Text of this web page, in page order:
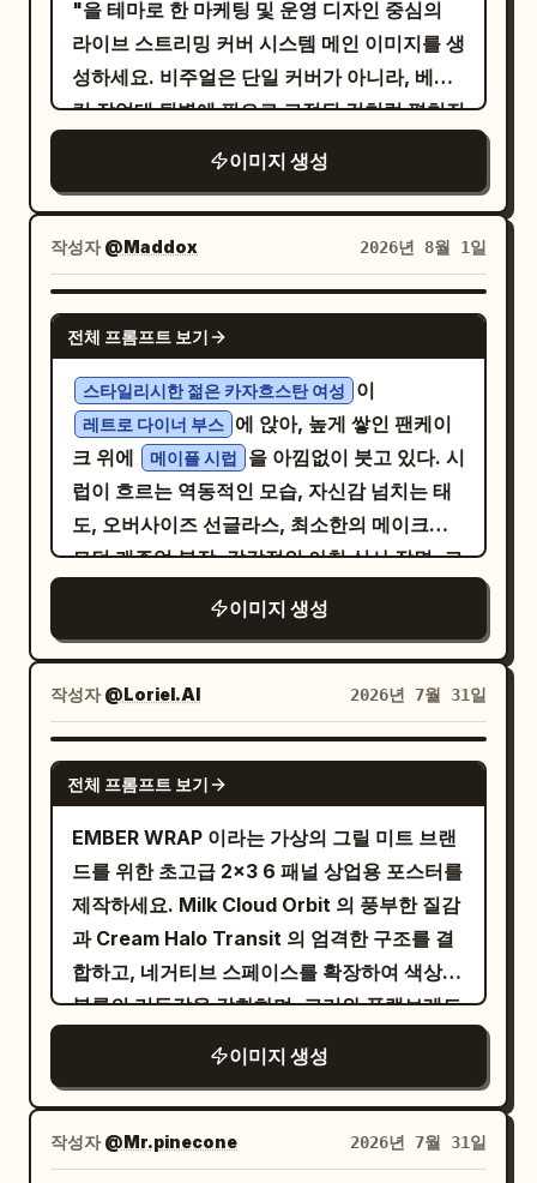
랜드명: Guoyu Dessert 제품명:
망고 포멜로 사고 영문 부제: MANGO
POMELO SAGO 슬로건:
열대의 빛을 한 그릇에 담다 짧은 라벨: 진한 망
고 / 달콤하고 시원한 맛 타이포그래피 요구 사
더 작게, 브랜드명은 상단에, 슬로건은 하단 중
앙의 여백에 배치하세요. 레이아웃은 깔끔하고
정교하며 실제 디저트 브랜드 광고와 같은 느낌
이어야 합니다.
"을 테마로 한 마케팅 및 운영 디자인 중심의
라이브 스트리밍 커버 시스템 메인 이미지를 생
성하세요. 비주얼은 단일 커버가 아니라, 베이
킹 작업대 뒷벽에 핀으로 고정된 것처럼 펼쳐진
커버는 실패한 상황(예: 무너진 크림, 갈라진 시
폰, 탄 캐러멜, 실패한 쿠키)에서 변화하는 순간
을 보여주며, 편안하고 전문적이며 진정성 있
는 분위기를 유지합니다. 구성은 중앙에 크게
배치된 메인 커버 하나와 그 주변에 배치된 다
른 커버들로 이루어지며, 가장자리에는 작은
에피소드 번호, 재생 시간, 칼럼 배지가 포함됩
니다. 조명은 각 커버 내에서 약간씩 다르지만,
주방의 따뜻한 백색광과 스테인리스 스틸 표면
의 반사로 통일감을 줍니다. 색상 시스템은 다
음 헥스 값을 포함해야 합니다: 크림 화이트
#F3E9DA, 버터 골드 #D9B46B, 캐러멜 브라
운 #9A6644, 스테인리스 스틸 그레이
#B8BABC, 베리 다크 레드 #8F4B4E, 민트 애
쉬 그린 #9AA99B. 소재는
자, 채널 카드 라미네이팅
에 중점을 둡니다. 소셜 플랫폼 배포에 적합한
통일된 레이아웃으로, 시리즈 이름, 에피소드,
시간을 나타내는 짧은 중국어 텍스트와 짧은 영
어 자막이 필요합니다.
이미지 생성
작성자@Maddox 2026년 8월 1일
NANO BANANA PRO
전체 프롬프트 보기
스타일리시한 젊은 카자흐스탄 여성 이
레트로 다이너 부스 에 앉아, 높게 쌓인 팬케이
크 위에
메이플 시럽
을 아낌없이 붓고 있다. 시
럽이 흐르는 역동적인 모습, 자신감 넘치는 태
도, 오버사이즈 선글라스, 최소한의 메이크업,
모던 캐주얼 복장, 감각적인 아침 식사 장면, 크
촬영한 따뜻한 아침 햇살, 자연스러운 다이내
믹 레인지, 약간의 센서 노이즈, 사실적인 피부
질감, 불완전한 조명, 일상적인 스냅 사진, 소셜
미디어 라이프스타일 사진, 얕은 피사계 심도,
자연스러운 색감, 높은 사실감, 디테일한 음식
질감, 윤기 나는 시럽 반사, 약간의 모션 블러,
약간 고르지 않은 노출, 자동 화이트 밸런스, 핸
드헬드 촬영, 연출되지 않은 순간, 다큐멘터리
패션 사진, 차분하고 거리감 있는 분위기,
2000년대 초반 스트릿웨어 에디토리얼의 절
제미, 35mm 필름 촬영, 50mm 렌즈, f/2.8,
ISO 800, 얕은 피사계 심도. --ar 3:4 --raw -
-profile p5c2z3o --profile gvijfut --profile
이미지 생성
작성자@Loriel.AI 2026년 7월 31일
GPT IMAGE 2
전체 프롬프트 보기
EMBER WRAP 이라는 가상의 그릴 미트 브랜
드를 위한 초고급 2x3 6 패널 상업용 포스터를
제작하세요. Milk Cloud Orbit 의 풍부한 질감
과 Cream Halo Transit 의 엄격한 구조를 결
합하고, 네거티브 스페이스를 확장하여 색상
블록의 리듬감을 강화하며, 고기와 플랫브레드
표현하세요. 최종 결과물은 세계적인 수준의
플래그십 스트리트 푸드 광고와 같은 질감을 가
져야 합니다: 그래픽적이고 초현실적이며, 식
욕을 자극하고 소장 가치가 있는 품질로, 6개의
이미지 생성
작성자@Mr.pinecone 2026년 7월 31일